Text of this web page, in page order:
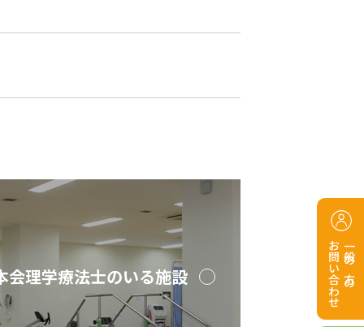
一般の方の
お問い合わせ
会理学療法士のいる施設